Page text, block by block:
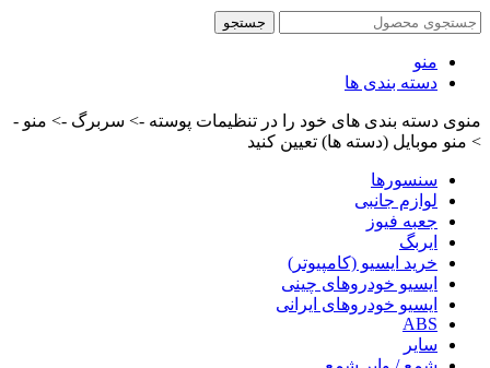
جستجو
منو
دسته بندی ها
منوی دسته بندی های خود را در تنظیمات پوسته -> سربرگ -> منو -
> منو موبایل (دسته ها) تعیین کنید
سنسورها
لوازم جانبی
جعبه فیوز
ایربگ
خرید ایسیو (کامپیوتر)
ایسیو خودروهای چینی
ایسیو خودروهای ایرانی
ABS
سایر